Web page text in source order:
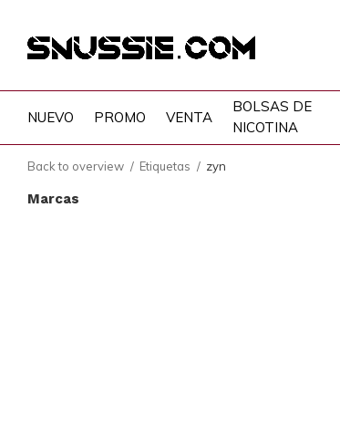
NUEVO PROMO VENTA
BOLSAS DE
NICOTINA
Back to overview Etiquetas zyn
Marcas